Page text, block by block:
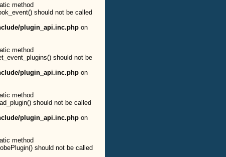
method
should not be called
plugin_api.inc.php on
method
should not be
plugin_api.inc.php on
method
should not be called
plugin_api.inc.php on
method
should not be called